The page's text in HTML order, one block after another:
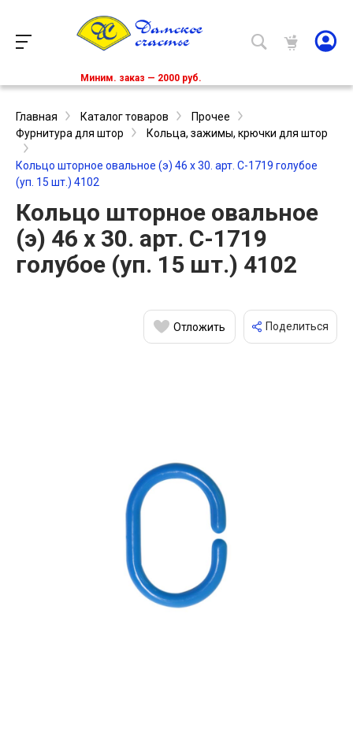
Миним. заказ — 2000 руб.
Главная Каталог товаров
Прочее
Фурнитура для штор
Кольца, зажимы, крючки для штор
Кольцо шторное овальное (э) 46 х 30. арт. С-1719 голубое
(уп. 15 шт.) 4102
Кольцо шторное овальное
(э) 46 х 30. арт. С-1719
голубое (уп. 15 шт.) 4102
Отложить Поделиться